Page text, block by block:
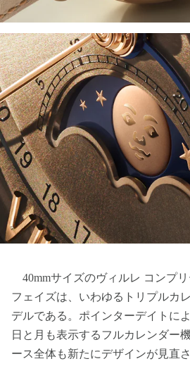
40mmサイズのヴィルレ コンプ
フェイズは、いわゆるトリプルカ
デルである。ポインターデイトに
日と月も表示するフルカレンダー
ース全体も新たにデザインが見直